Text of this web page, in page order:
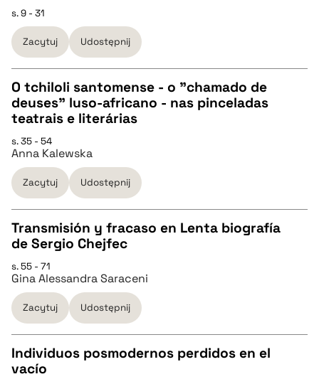
s. 9 - 31
Zacytuj Udostępnij
CZYSTY TEKST
pobierz cytat
BIBTEX
pobierz cytat
O tchiloli santomense - o "chamado de
deuses" luso-africano - nas pinceladas
teatrais e literárias
s. 35 - 54
Anna Kalewska
Zacytuj Udostępnij
CZYSTY TEKST
pobierz cytat
BIBTEX
Transmisión y fracaso en Lenta biografía
de Sergio Chejfec
s. 55 - 71
Gina Alessandra Saraceni
Zacytuj Udostępnij
Individuos posmodernos perdidos en el
vacío